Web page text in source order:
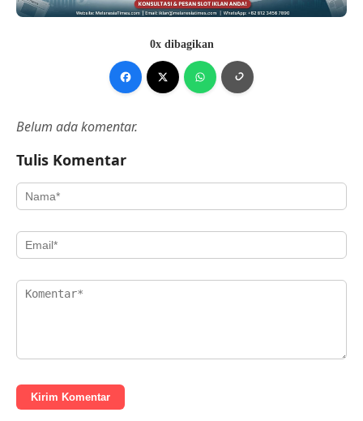
0x dibagikan
Belum ada komentar.
Tulis Komentar
Kirim Komentar